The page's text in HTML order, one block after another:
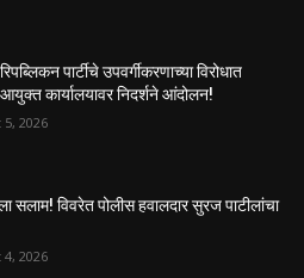
पार्टीचे उपवर्गीकरणाच्या विरोधात
कार्यालयावर निदर्शने आंदोलन!
5, 2026
सलाम! विवरेत पोलीस हवालदार सुरज पाटीलांचा
4, 2026